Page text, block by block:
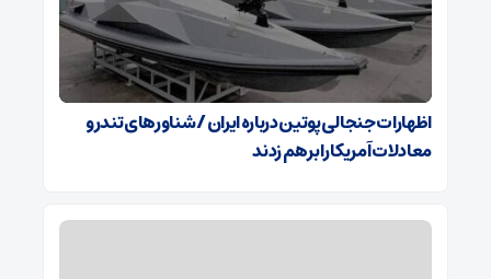
اظهارات جنجالی پوتین درباره ایران / شناورهای تندرو
معادلات آمریکا را برهم زدند